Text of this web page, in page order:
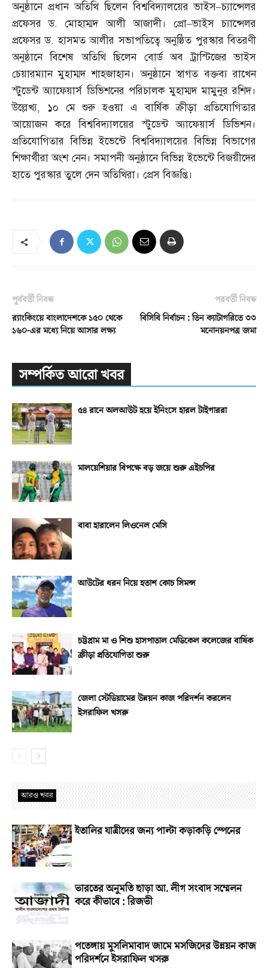
অনুষ্ঠানে প্রধান অতিথি ছিলেন বিশ্ববিদ্যালয়ের ভাইস–চ্যান্সেলর
প্রফেসর ড.মোহাম্মদ আলী আজাদী। প্রো–ভাইস চ্যান্সেলর
প্রফেসর ড.হাসমত আলীর সভাপতিত্বে অনুষ্ঠিত পুরস্কার বিতরণী
অনুষ্ঠানে বিশেষ অতিথি ছিলেন বোর্ড অব ট্রাস্টিজের ভাইস
চেয়ারম্যান মুহাম্মদ শাহজাহান। অনুষ্ঠানে স্বাগত বক্তব্য রাখেন
স্টুডেন্ট অ্যাফেয়ার্স ডিভিশনের পরিচালক মুহাম্মদ মামুনুর রশিদ।
উল্লেখ্য,
১০ মে শুরু হওয়া এ বার্ষিক ক্রীড়া প্রতিযোগিতার
আয়োজন করে বিশ্ববিদ্যালয়ের স্টুডেন্ট অ্যাফেয়ার্স ডিভিশন।
প্রতিযোগিতার বিভিন্ন ইভেন্টে বিশ্ববিদ্যালয়ের বিভিন্ন বিভাগের
শিক্ষার্থীরা অংশ নেন। সমাপনী অনুষ্ঠানে বিভিন্ন ইভেন্টে বিজয়ীদের
হাতে পুরস্কার তুলে দেন অতিথিরা। প্রেস বিজ্ঞপ্তি।
পূর্ববর্তী নিবন্ধ
র‌্যাংকিংয়ে বাংলাদেশকে ১৫০ থেকে
১৬০-এর মধ্যে নিয়ে আসার লক্ষ্য
পরবর্তী নিবন্ধ
বিসিবি নির্বাচন : তিন ক্যাটাগরিতে ৩৩
মনোনয়নপত্র জমা
সম্পর্কিত আরো খবর
৫৪ রানে অলআউট হয়ে ইনিংসে হারল টাইগাররা
মালয়েশিয়ার বিপক্ষে বড় জয়ে শুরু এইচপির
বাবা হারালেন লিওনেল মেসি
আউটের ধরন নিয়ে হতাশ কোচ সিমন্স
চট্টগ্রাম মা ও শিশু হাসপাতাল মেডিকেল কলেজের বার্ষিক
ক্রীড়া প্রতিযোগিতা শুরু
জেলা স্টেডিয়ামের উন্নয়ন কাজ পরিদর্শন করলেন
ইসরাফিল খসরু
আরও খবর
ইতালির যাত্রীদের জন্য পাল্টা কড়াকড়ি স্পেনের
ভারতের অনুমতি ছাড়া আ. লীগ সংবাদ সম্মেলন
করে কীভাবে : রিজভী
পতেঙ্গায় মুসলিমাবাদ জামে মসজিদের উন্নয়ন কাজ
পরিদর্শনে ইসরাফিল খসরু